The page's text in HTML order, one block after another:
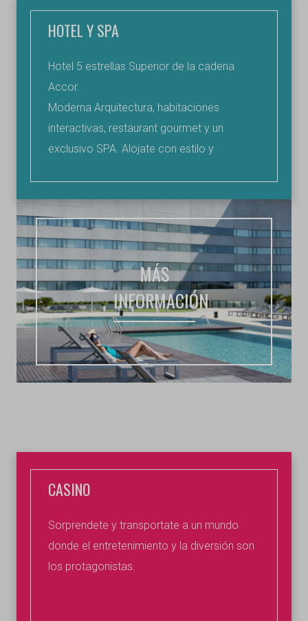
HOTEL Y SPA
Hotel 5 estrellas Superior de la cadena
Accor.
Moderna Arquitectura, habitaciones
interactivas, restaurant gourmet y un
exclusivo SPA. Alojate con estilo y
MÁS
INFORMACIÓN
CASINO
Sorprendete y transportate a un mundo
donde el entretenimiento y la diversión son
los protagonistas.